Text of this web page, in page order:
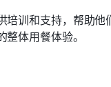
训和支持，帮助
体用餐体验。